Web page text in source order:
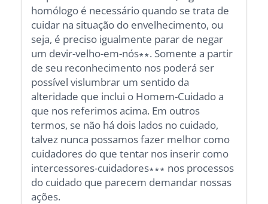
homólogo é necessário quando se trata de
cuidar na situação do envelhecimento, ou
seja, é preciso igualmente parar de negar
um devir-velho-em-nós∗∗. Somente a partir
de seu reconhecimento nos poderá ser
possível vislumbrar um sentido da
alteridade que inclui o Homem-Cuidado a
que nos referimos acima. Em outros
termos, se não há dois lados no cuidado,
talvez nunca possamos fazer melhor como
cuidadores do que tentar nos inserir como
intercessores-cuidadores∗∗∗ nos processos
do cuidado que parecem demandar nossas
ações.